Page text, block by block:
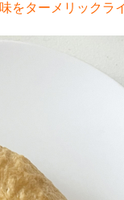
をターメリックラ